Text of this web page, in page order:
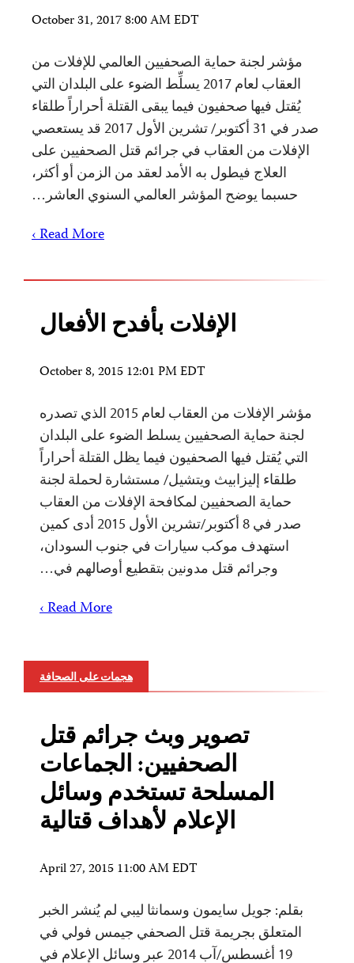
October 31, 2017 8:00 AM EDT
مؤشر لجنة حماية الصحفيين العالمي للإفلات من
العقاب لعام 2017 يسلِّط الضوء على البلدان التي
يُقتل فيها صحفيون فيما يبقى القتلة أحراراً طلقاء
صدر في 31 أكتوبر/ تشرين الأول 2017 قد يستعصي
الإفلات من العقاب في جرائم قتل الصحفيين على
العلاج فيطول به الأمد لعقد من الزمن أو أكثر،
حسبما يوضح المؤشر العالمي السنوي العاشر…
Read More ›
الإفلات بأفدح الأفعال
October 8, 2015 12:01 PM EDT
مؤشر الإفلات من العقاب لعام 2015 الذي تصدره
لجنة حماية الصحفيين يسلط الضوء على البلدان
التي يُقتل فيها الصحفيون فيما يظل القتلة أحراراً
طلقاء إليزابيث ويتشيل/ مستشارة لحملة لجنة
حماية الصحفيين لمكافحة الإفلات من العقاب
صدر في 8 أكتوبر/تشرين الأول 2015 أدى كمين
استهدف موكب سيارات في جنوب السودان،
وجرائم قتل مدونين بتقطيع أوصالهم في…
Read More ›
هجمات على الصحافة
تصوير وبث جرائم قتل
الصحفيين: الجماعات
المسلحة تستخدم وسائل
الإعلام لأهداف قتالية
April 27, 2015 11:00 AM EDT
بقلم: جويل سايمون وسمانثا ليبي لم يُنشر الخبر
المتعلق بجريمة قتل الصحفي جيمس فولي في
19 أغسطس/آب 2014 عبر وسائل الإعلام في